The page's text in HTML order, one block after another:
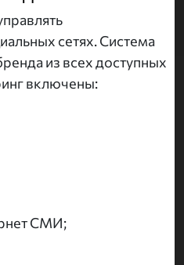
сетях. Система
из всех доступных
включены:
СМИ;